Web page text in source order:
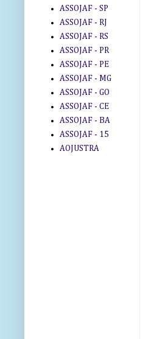
ASSOJAF - SP
ASSOJAF - RJ
ASSOJAF - RS
ASSOJAF - PR
ASSOJAF - PE
ASSOJAF - MG
ASSOJAF - GO
ASSOJAF - CE
ASSOJAF - BA
ASSOJAF - 15
AOJUSTRA